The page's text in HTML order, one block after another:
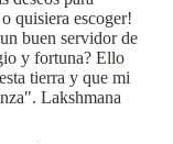
quisiera escoger!
buen servidor de
y fortuna? Ello
tierra y que mi
Lakshmana